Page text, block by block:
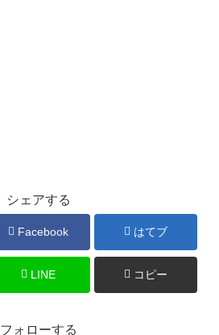
シェアする
Facebook はてブ
LINE コピー
フォローする